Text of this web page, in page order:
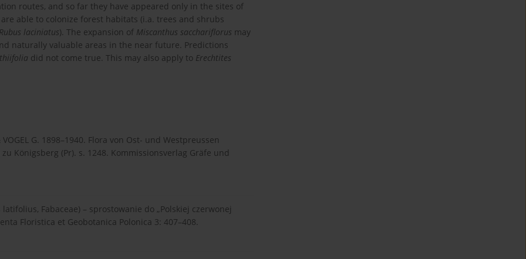
routes, and so far they have appeared only in the sites of
able to colonize forest habitats (i.a. trees and shrubs
Rubus laciniatus). The expansion of Miscanthus sacchariflorus may
naturally valuable areas in the near future. Predictions
did not come true. This may also apply to Erechtites
VOGEL G. 1898–1940. Flora von Ost- und Westpreussen
Königsberg (Pr). s. 1248. Kommissionsverlag Gräfe und
Fabaceae) – sprostowanie do „Polskiej czerwonej
Floristica et Geobotanica Polonica 3: 407–408.